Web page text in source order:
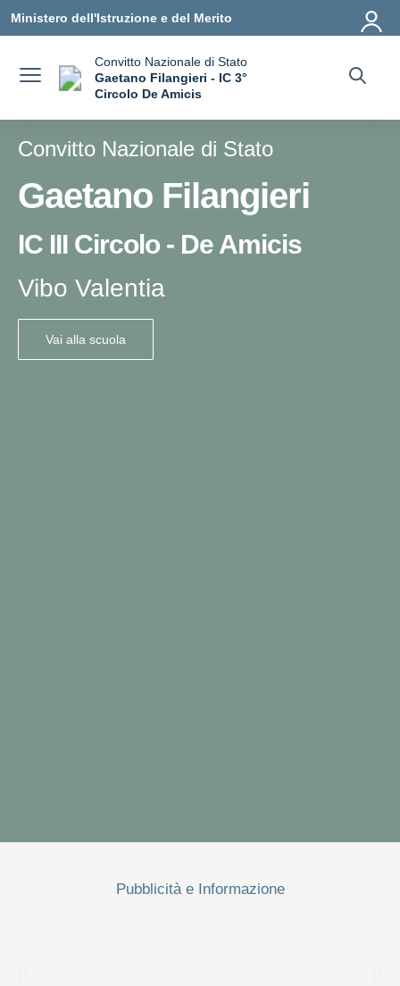
Ministero dell'Istruzione e del Merito
Convitto Nazionale di Stato
Gaetano Filangieri - IC 3°
Circolo De Amicis
Convitto Nazionale di Stato
Gaetano Filangieri
IC III Circolo - De Amicis
Vibo Valentia
Vai alla scuola
Pubblicità e Informazione